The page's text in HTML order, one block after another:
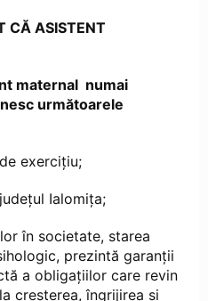
CĂ ASISTENT
maternal numai
următoarele
exerciţiu;
Ialomița;
în societate, starea
prezintă garanţii
a obligaţiilor care revin
creşterea, îngrijirea şi